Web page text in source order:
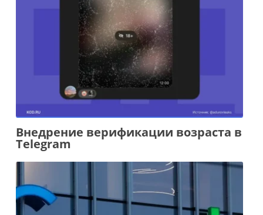
Внедрение верификации возраста в
Telegram